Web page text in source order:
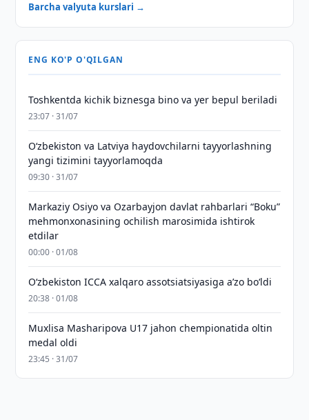
Barcha valyuta kurslari →
ENG KO'P O'QILGAN
Toshkentda kichik biznesga bino va yer bepul beriladi
23:07 · 31/07
Oʻzbekiston va Latviya haydovchilarni tayyorlashning
yangi tizimini tayyorlamoqda
09:30 · 31/07
Markaziy Osiyo va Ozarbayjon davlat rahbarlari “Boku”
mehmonxonasining ochilish marosimida ishtirok
etdilar
00:00 · 01/08
O‘zbekiston ICCA xalqaro assotsiatsiyasiga aʼzo bo‘ldi
20:38 · 01/08
Muxlisa Masharipova U17 jahon chempionatida oltin
medal oldi
23:45 · 31/07